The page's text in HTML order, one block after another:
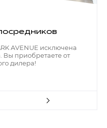
AVENUE исключена
Вы приобретаете от
дилера!